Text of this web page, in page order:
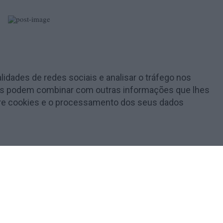
de redes sociais e analisar o tráfego nos
podem combinar com outras informações que lhes
cookies e o processamento dos seus dados